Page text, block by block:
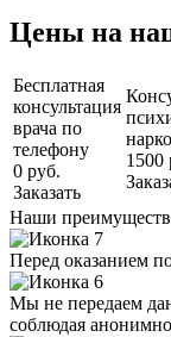
Цены на
Бесплатная
консультация
врача по
телефону
0 руб.
Заказать
1500
Наши
Перед оказанием
Мы не передаем
соблюдая